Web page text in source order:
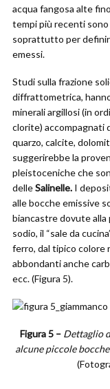
acqua fangosa alte
tempi più recenti
soprattutto per
emessi.
Studi sulla frazione
diffrattometrica,
minerali argillosi (in
clorite) accompagnati
quarzo, calcite,
suggerirebbe la
pleistoceniche che
delleSalinelle. I
alle bocche emissive
biancastre dovute alla
sodio, il “sale da
ferro, dal tipico colore
abbondanti anche
ecc. (Figura 5).
Figura 5 – Dettaglio
alcune piccole